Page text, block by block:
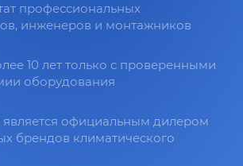
профессиональных
инженеров и монтажников
10 лет только с проверенными
оборудования
официальным дилером
брендов климатического